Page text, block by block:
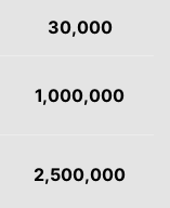
30,000
1,000,000
2,500,000